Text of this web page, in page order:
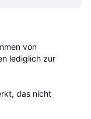
von
lediglich zur
das nicht